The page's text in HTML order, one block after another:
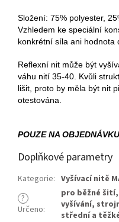
Složení: 75% polyester,
Vzhledem ke speciální
konkrétní síla ani hodnota
Reflexní nit může být
váhu nití 35-40. Kvůli
lišit, proto by měla být nit
otestována.
POUZE NA
Doplňkové parametry
Kategorie: Vyšívací nitě
?
Určeno:
pro běžné šití,
vyšívání,
střední a